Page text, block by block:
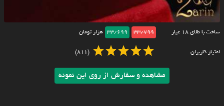
ساخت با طلای ۱۸ عیار 33/799
33/699 هزار تومان
امتیاز کاربران (811)
مشاهده و سفارش از روی این نمونه